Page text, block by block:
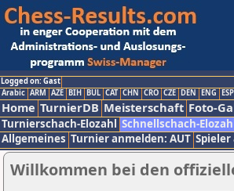
Logged on: Gast
Arabic ARM AZE BIH BUL CAT CHN CRO CZE DEN ENG ESP
Home TurnierDB Meisterschaft Foto-
Turnierschach-Elozahl Schnellschach-
Allgemeines Turnier anmelden: AUT
Willkommen bei den